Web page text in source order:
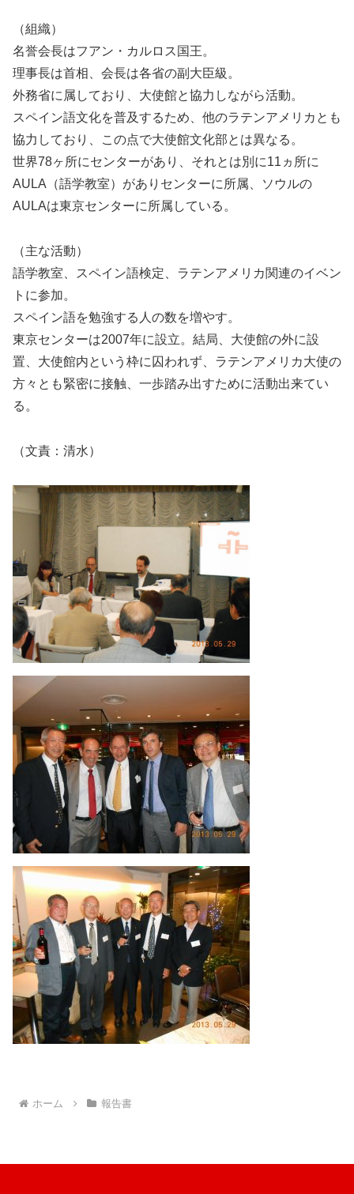
（組織）
名誉会長はフアン・カルロス国王。
理事長は首相、会長は各省の副大臣級。
外務省に属しており、大使館と協力しながら活動。
スペイン語文化を普及するため、他のラテンアメリカとも
協力しており、この点で大使館文化部とは異なる。
世界78ヶ所にセンターがあり、それとは別に11ヵ所に
AULA（語学教室）がありセンターに所属、ソウルの
AULAは東京センターに所属している。
（主な活動）
語学教室、スペイン語検定、ラテンアメリカ関連のイベン
トに参加。
スペイン語を勉強する人の数を増やす。
東京センターは2007年に設立。結局、大使館の外に設
置、大使館内という枠に囚われず、ラテンアメリカ大使の
方々とも緊密に接触、一歩踏み出すために活動出来てい
る。
（文責：清水）
ホーム 報告書